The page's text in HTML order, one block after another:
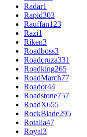
Radar1
Rapid303
Rauffan123
Razi1
Riken3
Roadboss3
Roadcruza331
Roadking265
RoadMarch77
Roador44
Roadstone757
RoadX655
RockBlade295
Rotalla47
Royal3